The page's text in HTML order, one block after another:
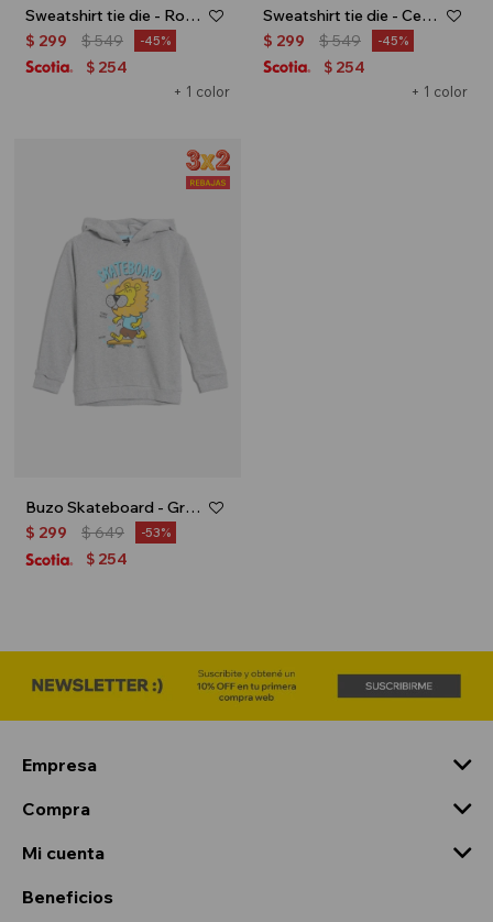
Sweatshirt tie die - Rosado
+ 1 color
$ 299 $549 45
$ 254
Sweatshirt tie die - Celeste
+ 1 color
$ 299 $549 45
$ 254
Buzo Skateboard - Gris melange
$ 299 $649 53
$ 254
Empresa
Compra
Mi cuenta
Beneficios